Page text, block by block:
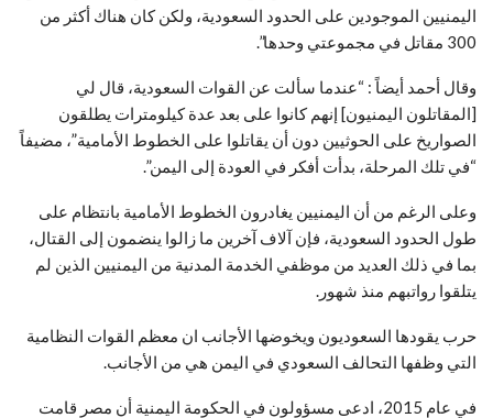
اليمنيين الموجودين على الحدود السعودية، ولكن كان هناك أكثر من
300 مقاتل في مجموعتي وحدها”.
وقال أحمد أيضاً : “عندما سألت عن القوات السعودية، قال لي
[المقاتلون اليمنيون] إنهم كانوا على بعد عدة كيلومترات يطلقون
الصواريخ على الحوثيين دون أن يقاتلوا على الخطوط الأمامية”، مضيفاً
“في تلك المرحلة، بدأت أفكر في العودة إلى اليمن”.
وعلى الرغم من أن اليمنيين يغادرون الخطوط الأمامية بانتظام على
طول الحدود السعودية، فإن آلاف آخرين ما زالوا ينضمون إلى القتال،
بما في ذلك العديد من موظفي الخدمة المدنية من اليمنيين الذين لم
يتلقوا رواتبهم منذ شهور.
حرب يقودها السعوديون ويخوضها الأجانب ان معظم القوات النظامية
التي وظفها التحالف السعودي في اليمن هي من الأجانب.
في عام 2015، ادعى مسؤولون في الحكومة اليمنية أن مصر قامت